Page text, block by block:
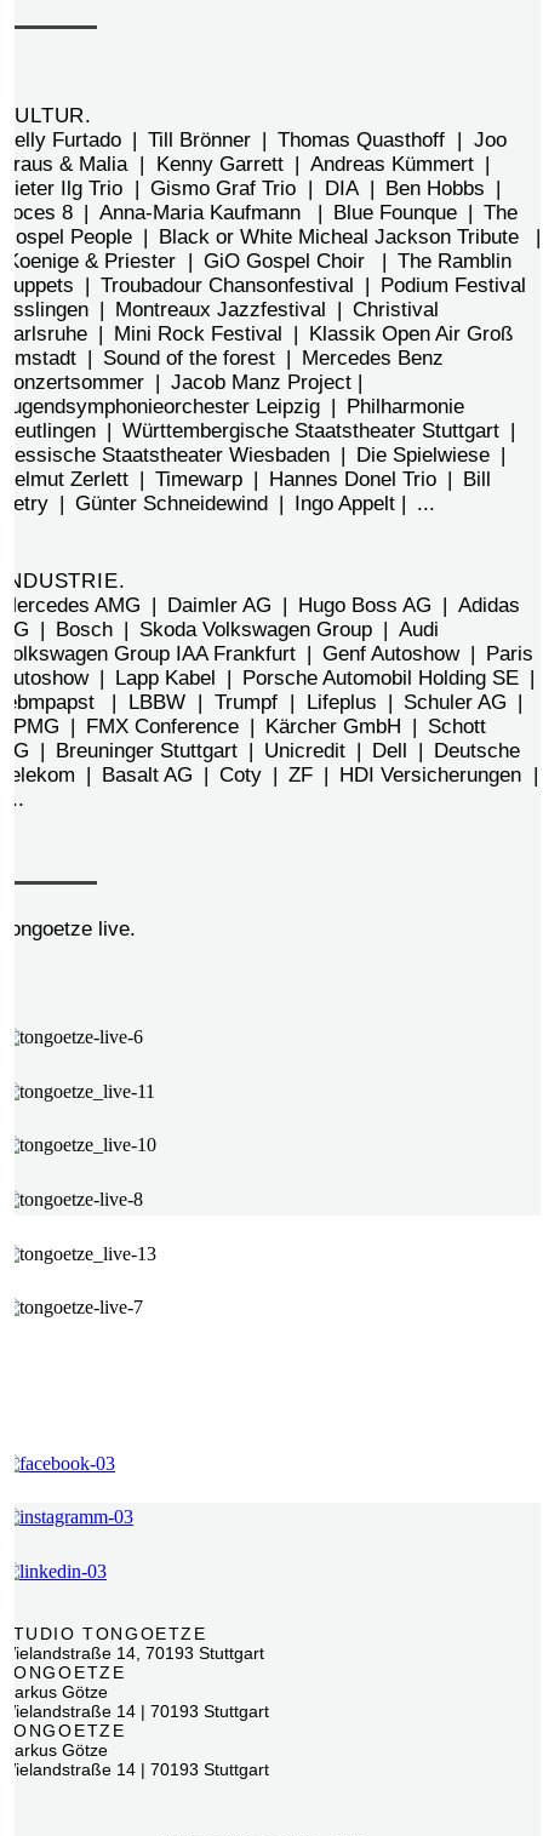
KULTUR.
Nelly Furtado | Till Brönner | Thomas Quasthoff | Joo
Kraus & Malia | Kenny Garrett | Andreas Kümmert |
Dieter Ilg Trio | Gismo Graf Trio | DIA | Ben Hobbs |
Voces 8 | Anna-Maria Kaufmann | Blue Founque | The
Gospel People | Black or White Micheal Jackson Tribute |
Koenige & Priester | GiO Gospel Choir | The Ramblin
Puppets | Troubadour Chansonfestival | Podium Festival
Esslingen | Montreaux Jazzfestival | Christival
Karlsruhe | Mini Rock Festival | Klassik Open Air Groß
Umstadt | Sound of the forest | Mercedes Benz
Konzertsommer | Jacob Manz Project |
Jugendsymphonieorchester Leipzig | Philharmonie
Reutlingen | Württembergische Staatstheater Stuttgart |
Hessische Staatstheater Wiesbaden | Die Spielwiese |
Helmut Zerlett | Timewarp | Hannes Donel Trio | Bill
Petry | Günter Schneidewind | Ingo Appelt | ...
INDUSTRIE.
Mercedes AMG | Daimler AG | Hugo Boss AG | Adidas
AG | Bosch | Skoda Volkswagen Group | Audi
Volkswagen Group IAA Frankfurt | Genf Autoshow | Paris
Autoshow | Lapp Kabel | Porsche Automobil Holding SE |
ebmpapst | LBBW | Trumpf | Lifeplus | Schuler AG |
KPMG | FMX Conference | Kärcher GmbH | Schott
AG | Breuninger Stuttgart | Unicredit | Dell | Deutsche
Telekom | Basalt AG | Coty | ZF | HDI Versicherungen |
...
Tongoetze live.
STUDIO TONGOETZE
Wielandstraße 14, 70193 Stuttgart
TONGOETZE
Markus Götze
Wielandstraße 14 | 70193 Stuttgart
TONGOETZE
Markus Götze
Wielandstraße 14 | 70193 Stuttgart